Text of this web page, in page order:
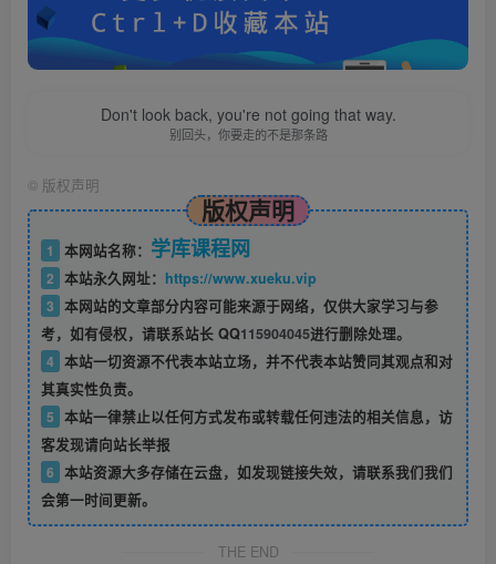
Don't look back, you're not going that way.
别回头，你要走的不是那条路
© 版权声明
版权声明
1 本网站名称： 学库课程网
2 本站永久网址： https://www.xueku.vip
3 本网站的文章部分内容可能来源于网络，仅供大家学习与参
考，如有侵权，请联系站长 QQ115904045进行删除处理。
4 本站一切资源不代表本站立场，并不代表本站赞同其观点和对
其真实性负责。
5 本站一律禁止以任何方式发布或转载任何违法的相关信息，访
客发现请向站长举报
6 本站资源大多存储在云盘，如发现链接失效，请联系我们我们
会第一时间更新。
THE END